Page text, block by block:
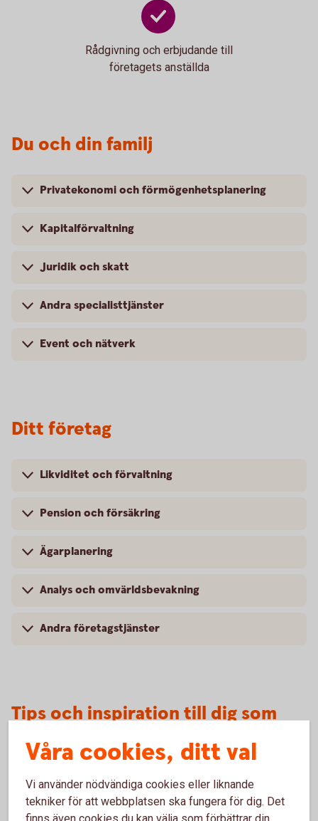
Rådgivning och erbjudande till
företagets anställda
Du och din familj
Privatekonomi och förmögenhetsplanering
Kapitalförvaltning
Juridik och skatt
Andra specialisttjänster
Event och nätverk
Ditt företag
Likviditet och förvaltning
Pension och försäkring
Ägarplanering
Analys och omvärldsbevakning
Andra företagstjänster
Tips och inspiration till dig som
företagare
Våra cookies, ditt val
Vi använder nödvändiga cookies eller liknande
tekniker för att webbplatsen ska fungera för dig. Det
finns även cookies du kan välja som förbättrar din